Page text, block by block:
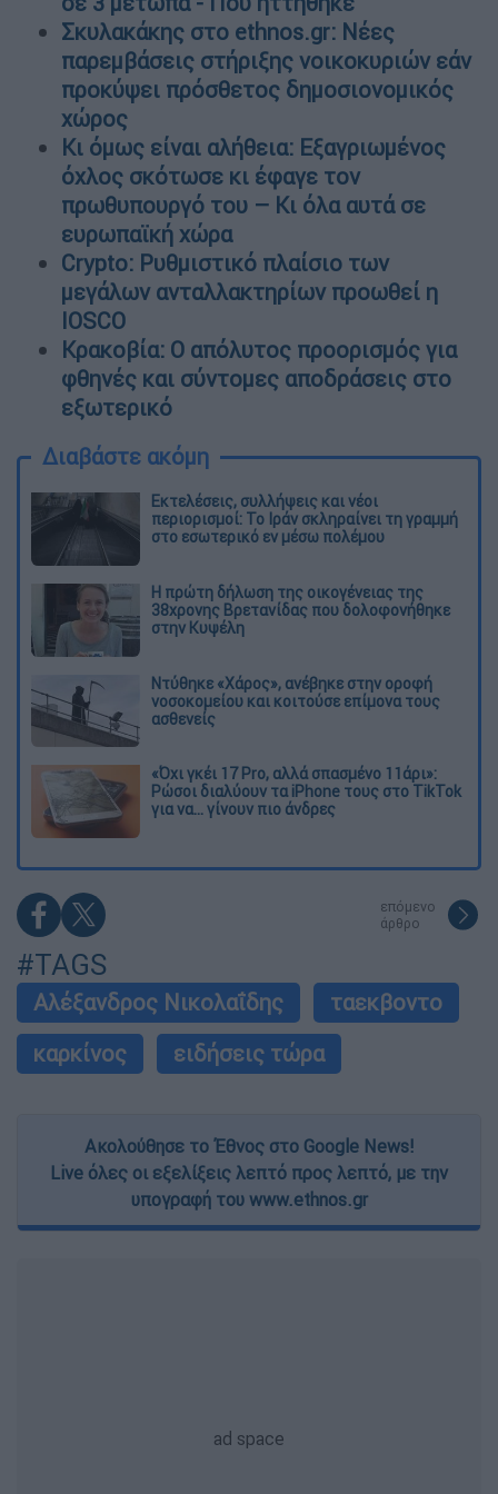
Σκυλακάκης στο ethnos.gr: Νέες
παρεμβάσεις στήριξης νοικοκυριών εάν
προκύψει πρόσθετος δημοσιονομικός
χώρος
Κι όμως είναι αλήθεια: Εξαγριωμένος
όχλος σκότωσε κι έφαγε τον
πρωθυπουργό του – Κι όλα αυτά σε
ευρωπαϊκή χώρα
Crypto: Ρυθμιστικό πλαίσιο των
μεγάλων ανταλλακτηρίων προωθεί η
IOSCO
Κρακοβία: Ο απόλυτος προορισμός για
φθηνές και σύντομες αποδράσεις στο
εξωτερικό
Διαβάστε ακόμη
Εκτελέσεις, συλλήψεις και νέοι
περιορισμοί: Το Ιράν σκληραίνει τη γραμμή
στο εσωτερικό εν μέσω πολέμου
Η πρώτη δήλωση της οικογένειας της
38χρονης Βρετανίδας που δολοφονήθηκε
στην Κυψέλη
Ντύθηκε «Χάρος», ανέβηκε στην οροφή
νοσοκομείου και κοιτούσε επίμονα τους
ασθενείς
«Όχι γκέι 17 Pro, αλλά σπασμένο 11άρι»:
Ρώσοι διαλύουν τα iPhone τους στο TikTok
για να... γίνουν πιο άνδρες
επόμενο
άρθρο
#TAGS
Αλέξανδρος Νικολαΐδης
ταεκβοντο
καρκίνος
ειδήσεις τώρα
Ακολούθησε το Έθνος στο Google News!
Live όλες οι εξελίξεις λεπτό προς λεπτό, με την
υπογραφή του www.ethnos.gr